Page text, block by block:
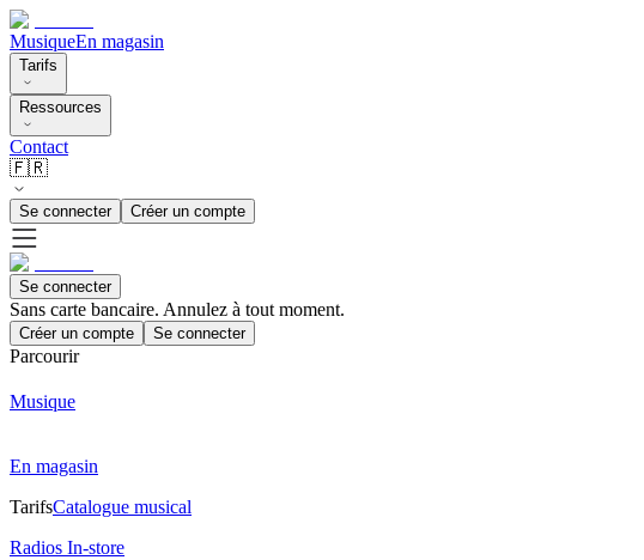
MusiqueEn magasin
Tarifs
Ressources
Contact
🇫🇷
Se connecter Créer un compte
Se connecter
Sans carte bancaire. Annulez à tout moment.
Créer un compte Se connecter
Parcourir
Musique
En magasin
TarifsCatalogue musical
Radios In-store